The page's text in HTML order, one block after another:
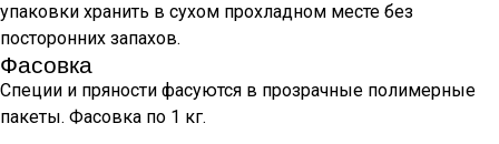
упаковки хранить в сухом прохладном месте без
посторонних запахов.
Фасовка
Специи и пряности фасуются в прозрачные полимерные
пакеты. Фасовка по 1 кг.